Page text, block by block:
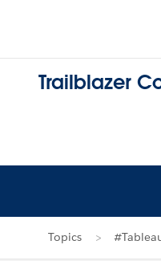
Trailblazer
Topics